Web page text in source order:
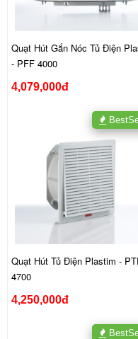
Quạt Hút Gắn Nóc Tủ Điện
- PFF 4000
4,079,000đ
Quạt Hút Tủ Điện Plastim -
4700
4,250,000đ